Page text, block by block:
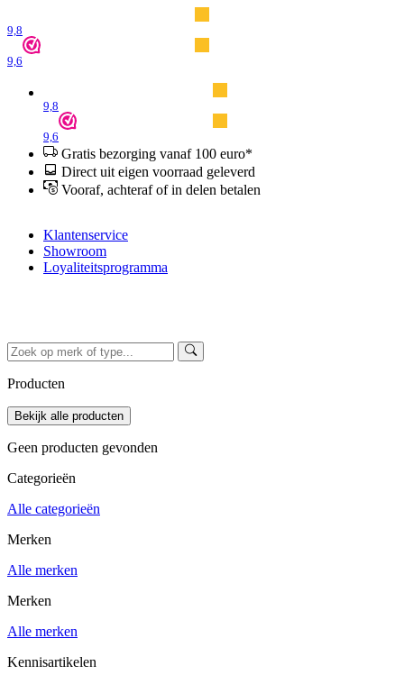
9,8
9,6
9,8
9,6
Gratis bezorging vanaf 100 euro*
Direct uit eigen voorraad geleverd
Vooraf, achteraf of in delen betalen
Klantenservice
Showroom
Loyaliteitsprogramma
Producten
Geen producten gevonden
Categorieën
Alle categorieën
Merken
Alle merken
Merken
Alle merken
Kennisartikelen